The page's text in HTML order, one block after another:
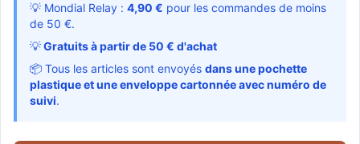
💡 Mondial Relay : 4,90 € pour les commandes de moins
de 50 €.
💡Gratuits à partir de 50 € d'achat
📦 Tous les articles sont envoyés dans une pochette
plastique et une enveloppe cartonnée avec numéro de
suivi.